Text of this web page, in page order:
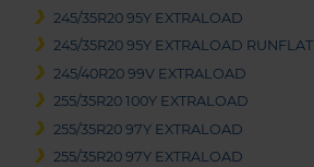
245/35R20 95Y EXTRALOAD
245/35R20 95Y EXTRALOAD RUNFLAT
245/40R20 99V EXTRALOAD
255/35R20 100Y EXTRALOAD
255/35R20 97Y EXTRALOAD
255/35R20 97Y EXTRALOAD